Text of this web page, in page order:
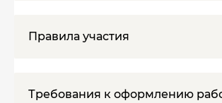
Правила участия
Требования к оформлению